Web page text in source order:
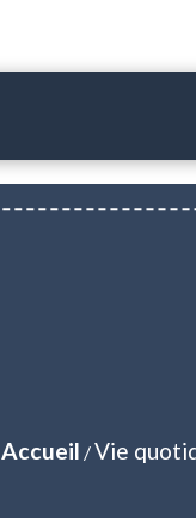
Accueil /Vie